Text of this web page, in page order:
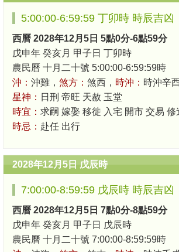
5:00:00-6:59:59 丁卯時 時辰吉凶
西曆 2028年12月5日 5點0分-6點59分
戊申年 癸亥月 甲子日 丁卯時
農民曆 十月二十號 5:00:00-6:59:59時
沖： 沖雞， 煞方： 煞西， 時沖： 時沖辛
星神： 日刑 帝旺 天赦 玉堂
時宜： 求嗣 嫁娶 移徙 入宅 開市 交易 修
時忌： 赴任 出行
2028年12月5日 戊辰時
7:00:00-8:59:59 戊辰時 時辰吉凶
西曆 2028年12月5日 7點0分-8點59分
戊申年 癸亥月 甲子日 戊辰時
農民曆 十月二十號 7:00:00-8:59:59時